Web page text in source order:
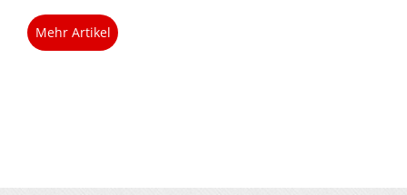
Mehr Artikel